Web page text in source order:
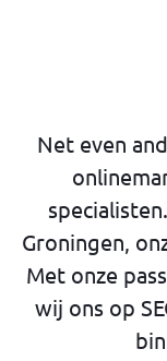
Net even
Groningen,
Met onze
wij ons op